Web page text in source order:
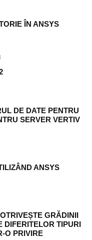
ÎN ANSYS
DE DATE PENTRU
SERVER VERTIV
ANSYS
GRĂDINII
DIFERITELOR TIPURI
O PRIVIRE